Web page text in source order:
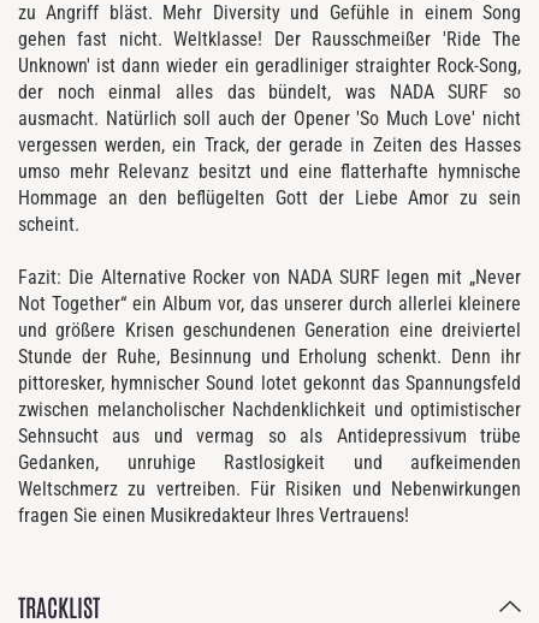
zu Angriff bläst. Mehr Diversity und Gefühle in einem Song
gehen fast nicht. Weltklasse! Der Rausschmeißer 'Ride The
Unknown' ist dann wieder ein geradliniger straighter Rock-Song,
der noch einmal alles das bündelt, was NADA SURF so
ausmacht. Natürlich soll auch der Opener 'So Much Love' nicht
vergessen werden, ein Track, der gerade in Zeiten des Hasses
umso mehr Relevanz besitzt und eine flatterhafte hymnische
Hommage an den beflügelten Gott der Liebe Amor zu sein
scheint.
Fazit: Die Alternative Rocker von NADA SURF legen mit „Never
Not Together“ ein Album vor, das unserer durch allerlei kleinere
und größere Krisen geschundenen Generation eine dreiviertel
Stunde der Ruhe, Besinnung und Erholung schenkt. Denn ihr
pittoresker, hymnischer Sound lotet gekonnt das Spannungsfeld
zwischen melancholischer Nachdenklichkeit und optimistischer
Sehnsucht aus und vermag so als Antidepressivum trübe
Gedanken, unruhige Rastlosigkeit und aufkeimenden
Weltschmerz zu vertreiben. Für Risiken und Nebenwirkungen
fragen Sie einen Musikredakteur Ihres Vertrauens!
TRACKLIST